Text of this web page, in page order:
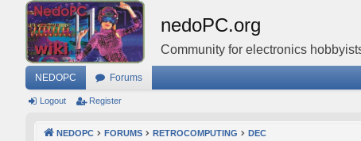
nedoPC.org
Community for electronics
NEDOPC Forums
Logout Register
NEDOPC FORUMS RETROCOMPUTING DEC